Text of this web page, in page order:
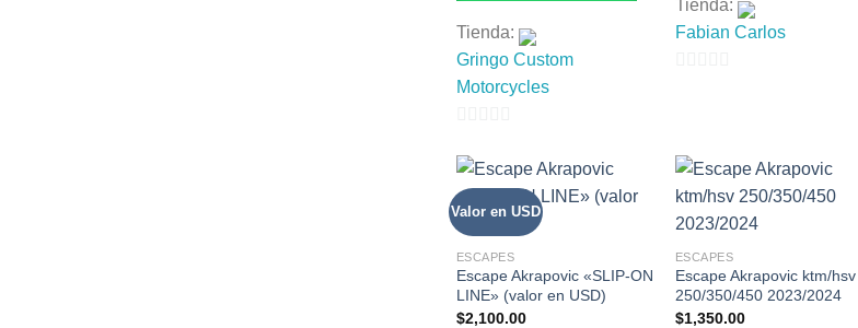
Tienda:
Gringo Custom
Motorcycles
de
5
Tienda:
Fabian Carlos
Valor en USD
ESCAPES
Escape Akrapovic «SLIP-ON
LINE» (valor en USD)
$2,100.00
ESCAPES
Escape Akrapovic ktm/hsv
250/350/450 2023/2024
$1,350.00